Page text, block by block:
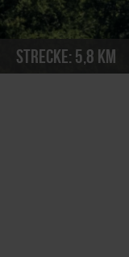
Strecke: 5,8 km